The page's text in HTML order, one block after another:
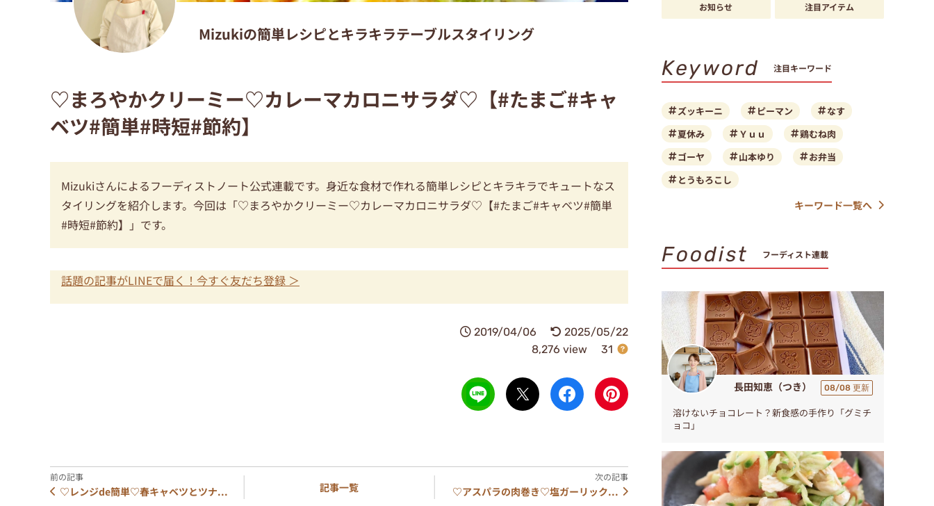
Mizukiの簡単レシピとキラキラテーブルスタイリング
♡まろやかクリーミー♡カレーマカロニサラダ♡【#たまご#キャ
ベツ#簡単#時短#節約】
Mizukiさんによるフーディストノート公式連載です。身近な食材で作れる簡単レシピとキラキラでキュートなス
タイリングを紹介します。今回は「♡まろやかクリーミー♡カレーマカロニサラダ♡【#たまご#キャベツ#簡単
#時短#節約】」です。
話題の記事がLINEで届く！今すぐ友だち登録 ＞
2019/04/06
2025/05/22
8,276 view
31
♡レンジde簡単♡春キャベツとツナ... 記事一覧 ♡アスパラの肉巻き♡塩ガーリック...
お知らせ 注目アイテム
Keyword 注目キーワード
ズッキーニ ピーマン
なす
夏休み
Ｙｕｕ
鶏むね肉
ゴーヤ
山本ゆり
お弁当
とうもろこし
キーワード一覧へ
Foodist フーディスト連載
長田知恵（つき） 08/08 更新
溶けないチョコレート？新食感の手作り「グミチ
ョコ」